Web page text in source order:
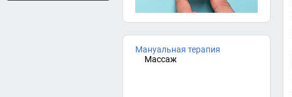
Мануальная терапия
Массаж